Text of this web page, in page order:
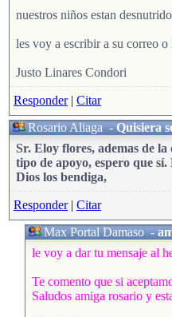
nuestros niños estan
les voy a escribir a su correo
Justo Linares Condori
Responder| Citar
Rosario Aliaga-Quisiera
Sr. Eloy flores, ademas de
tipo de apoyo, espero que
Dios los bendiga,
Responder| Citar
Max Portal Damaso-
le voy a dar tu mensaje al
Te comento que si
Saludos amiga rosario y